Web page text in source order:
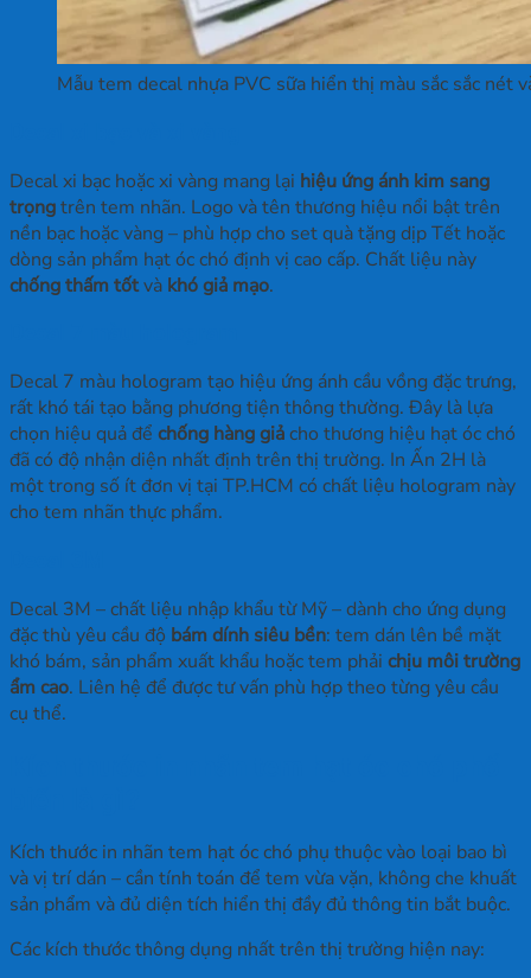
Mẫu tem decal nhựa PVC sữa hiển thị màu sắc sắc nét
Decal xi bạc hoặc xi vàng mang lại hiệu ứng ánh kim sang
trọngtrên tem nhãn. Logo và tên thương hiệu nổi bật trên
nền bạc hoặc vàng – phù hợp cho set quà tặng dịp Tết hoặc
dòng sản phẩm hạt óc chó định vị cao cấp. Chất liệu này
chống thấm tốtvà khó giả mạo.
Decal 7 màu hologram tạo hiệu ứng ánh cầu vồng đặc trưng,
rất khó tái tạo bằng phương tiện thông thường. Đây là lựa
chọn hiệu quả để chống hàng giảcho thương hiệu hạt óc chó
đã có độ nhận diện nhất định trên thị trường. In Ấn 2H là
một trong số ít đơn vị tại TP.HCM có chất liệu hologram này
cho tem nhãn thực phẩm.
Decal 3M – chất liệu nhập khẩu từ Mỹ – dành cho ứng dụng
đặc thù yêu cầu độ bám dính siêu bền: tem dán lên bề mặt
khó bám, sản phẩm xuất khẩu hoặc tem phải chịu môi trường
ẩm cao. Liên hệ để được tư vấn phù hợp theo từng yêu cầu
cụ thể.
Kích thước in nhãn tem hạt óc chó phụ thuộc vào loại bao bì
và vị trí dán – cần tính toán để tem vừa vặn, không che khuất
sản phẩm và đủ diện tích hiển thị đầy đủ thông tin bắt buộc.
Các kích thước thông dụng nhất trên thị trường hiện nay: